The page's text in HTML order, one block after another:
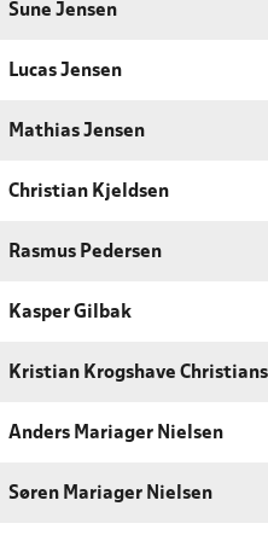
Sune Jensen
Lucas Jensen
Mathias Jensen
Christian Kjeldsen
Rasmus Pedersen
Kasper Gilbak
Kristian Krogshave
Anders Mariager Nielsen
Søren Mariager Nielsen